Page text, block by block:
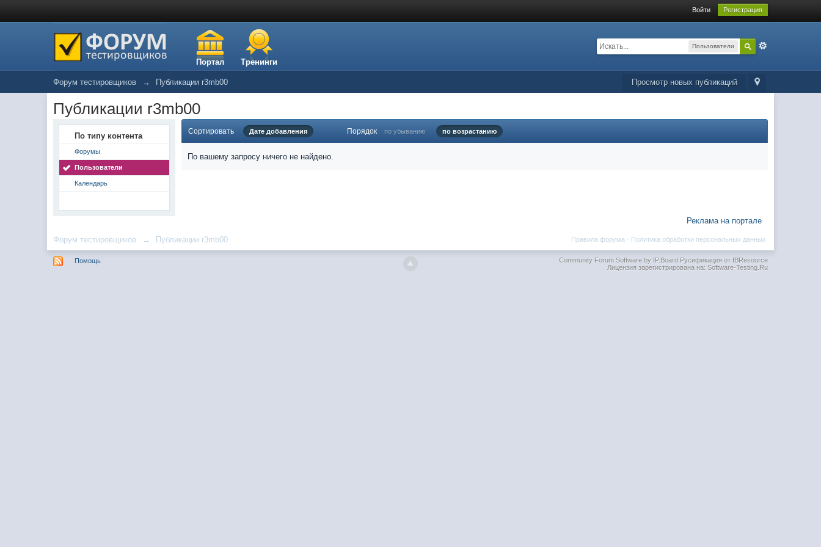
Войти Регистрация
Портал Тренинги
Пользователи
Просмотр новых публикаций
Форум тестировщиков → Публикации r3mb00
Публикации r3mb00
По типу контента
Форумы
Пользователи
Календарь
Сортировать Дате добавления Порядок по убыванию по возрастанию
По вашему запросу ничего не найдено.
Реклама на портале
Форум тестировщиков → Публикации r3mb00 Политика обработки персональных данных
Правила форума ·
Помощь Community Forum Software by IP.BoardРусификация от IBResource
Лицензия зарегистрирована на: Software-Testing.Ru